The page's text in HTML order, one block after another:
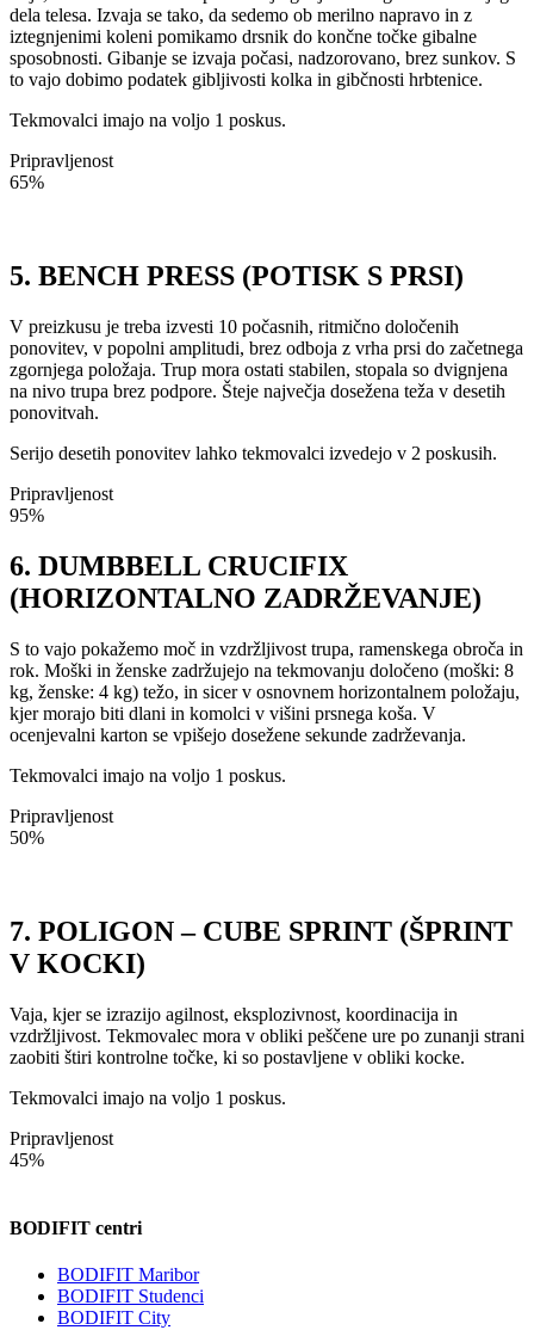
dela telesa. Izvaja se tako, da sedemo ob merilno napravo in z
iztegnjenimi koleni pomikamo drsnik do končne točke gibalne
sposobnosti. Gibanje se izvaja počasi, nadzorovano, brez sunkov. S
to vajo dobimo podatek gibljivosti kolka in gibčnosti hrbtenice.
Tekmovalci imajo na voljo 1 poskus.
Pripravljenost
65%
5. BENCH PRESS (POTISK S PRSI)
V preizkusu je treba izvesti 10 počasnih, ritmično določenih
ponovitev, v popolni amplitudi, brez odboja z vrha prsi do začetnega
zgornjega položaja. Trup mora ostati stabilen, stopala so dvignjena
na nivo trupa brez podpore. Šteje največja dosežena teža v desetih
ponovitvah.
Serijo desetih ponovitev lahko tekmovalci izvedejo v 2 poskusih.
Pripravljenost
95%
6. DUMBBELL CRUCIFIX
(HORIZONTALNO ZADRŽEVANJE)
S to vajo pokažemo moč in vzdržljivost trupa, ramenskega obroča in
rok. Moški in ženske zadržujejo na tekmovanju določeno (moški: 8
kg, ženske: 4 kg) težo, in sicer v osnovnem horizontalnem položaju,
kjer morajo biti dlani in komolci v višini prsnega koša. V
ocenjevalni karton se vpišejo dosežene sekunde zadrževanja.
Tekmovalci imajo na voljo 1 poskus.
Pripravljenost
50%
7. POLIGON – CUBE SPRINT (ŠPRINT
V KOCKI)
Vaja, kjer se izrazijo agilnost, eksplozivnost, koordinacija in
vzdržljivost. Tekmovalec mora v obliki peščene ure po zunanji strani
zaobiti štiri kontrolne točke, ki so postavljene v obliki kocke.
Tekmovalci imajo na voljo 1 poskus.
Pripravljenost
45%
BODIFIT centri
BODIFIT Maribor
BODIFIT Studenci
BODIFIT City